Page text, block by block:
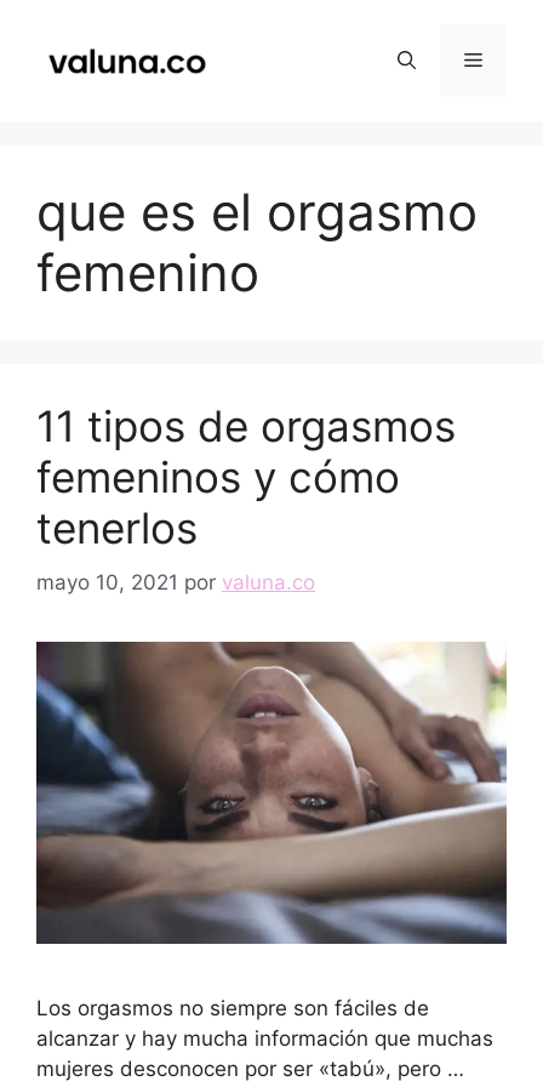
contenido
Menú
que es el orgasmo
femenino
11 tipos de orgasmos
femeninos y cómo
tenerlos
mayo 10, 2021 por valuna.co
Los orgasmos no siempre son fáciles de
alcanzar y hay mucha información que muchas
mujeres desconocen por ser «tabú», pero …